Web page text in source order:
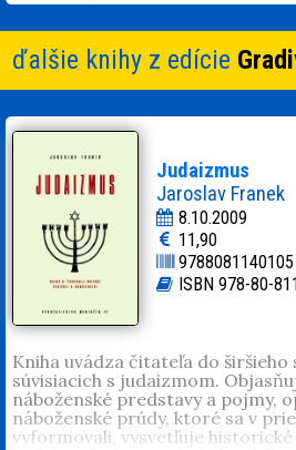
ďalšie knihy z edície
Judaizmus
Jaroslav Franek
8.10.2009
11,90
9788081140105
ISBN 978-80-
Kniha uvádza čitateľa do
súvisiacich s judaizmom.
náboženské predstavy a pojmy,
náboženské prúdy, ktoré sa v
vyformovali, vysvetľuje historické